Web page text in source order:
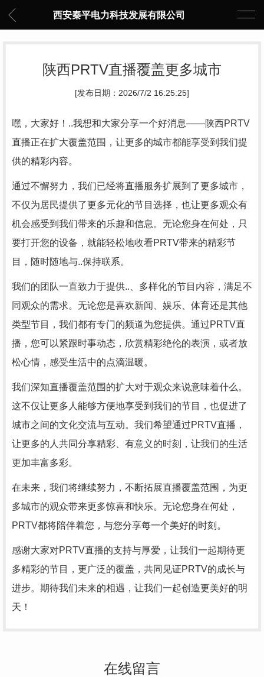
西安秦平电力科技发展有限公司
陕西PRTV直播覆盖更多城市
[发布日期：2026/7/2 16:25:25]
嘿，大家好！..我想和大家分享一个好消息——陕西PRTV
直播正在扩大覆盖范围，让更多的城市都能享受到我们提
供的精彩内容。
通过不懈努力，我们已经将直播服务扩展到了更多城市，
不仅为居民提供了更多元化的节目选择，也让更多观众有
机会感受到我们带来的乐趣和信息。无论您身在何处，只
要打开您的设备，就能轻松地收看PRTV带来的精彩节
目，随时随地与..保持联系。
我们的团队一直致力于提供..、多样化的节目内容，满足不
同观众的需求。无论您是喜欢新闻、娱乐、体育还是其他
类型节目，我们都有专门的频道为您提供。通过PRTV直
播，您可以紧跟时事动态，欣赏精彩绝伦的表演，或者放
松心情，感受生活中的点滴温暖。
我们深知直播覆盖范围的扩大对于观众来说意味着什么。
这不仅让更多人能够方便地享受到我们的节目，也促进了
城市之间的文化交流与互动。我们希望通过PRTV直播，
让更多的人共同分享精彩、有意义的时刻，让我们的生活
更加丰富多彩。
在未来，我们将继续努力，不断拓展直播覆盖范围，为更
多城市的观众带来更多惊喜和快乐。无论您身在何处，
PRTV都将陪伴着您，与您分享每一个美好的时刻。
感谢大家对PRTV直播的支持与厚爱，让我们一起期待更
多精彩的节目，更广泛的覆盖，共同见证PRTV的成长与
进步。期待我们未来的相遇，让我们一起创造更美好的明
天！
在线留言